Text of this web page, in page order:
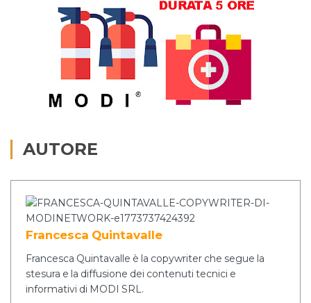
AUTORE
Francesca Quintavalle
Francesca Quintavalle è la copywriter che segue la
stesura e la diffusione dei contenuti tecnici e
informativi di MODI SRL.